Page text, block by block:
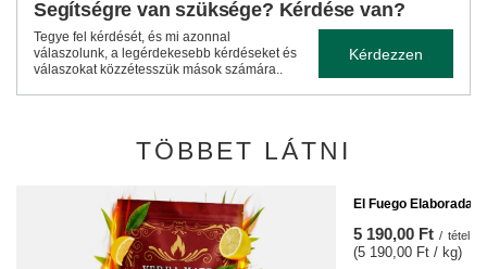
Segítségre van szüksége? Kérdése van?
Tegye fel kérdését, és mi azonnal
válaszolunk, a legérdekesebb kérdéseket és
válaszokat közzétesszük mások számára..
Kérdezzen
TÖBBET LÁTNI
El Fuego Elaborada 1
5 190,00 Ft / tétel
(5 190,00 Ft / kg)